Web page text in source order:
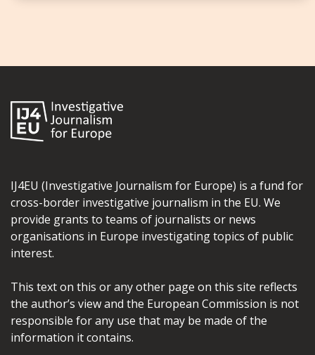
IJ4EU (Investigative Journalism for Europe) is a fund for
cross-border investigative journalism in the EU. We
provide grants to teams of journalists or news
organisations in Europe investigating topics of public
interest.
This text on this or any other page on this site reflects
the author’s view and the European Commission is not
responsible for any use that may be made of the
information it contains.